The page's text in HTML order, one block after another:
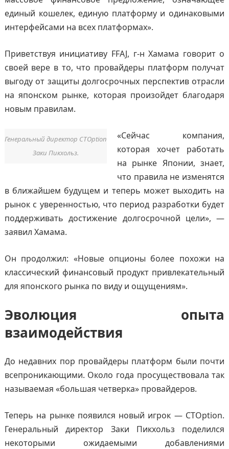
единый кошелек, единую платформу и одинаковыми
интерфейсами на всех платформах».
Приветствуя инициативу FFAJ, г-н Хамама говорит о
своей вере в то, что провайдеры платформ получат
выгоду от защиты долгосрочных перспектив отрасли
на японском рынке, которая произойдет благодаря
новым правилам.
Генеральный директор CTOption
Заки Пикхольз.
«Сейчас компания,
которая хочет работать
на рынке Японии, знает,
что правила не изменятся
в ближайшем будущем и теперь может выходить на
рынок с уверенностью, что период разработки будет
поддерживать достижение долгосрочной цели», —
заявил Хамама.
Он продолжил: «Новые опционы более похожи на
классический финансовый продукт привлекательный
для японского рынка по виду и ощущениям».
Эволюция опыта
взаимодействия
До недавних пор провайдеры платформ были почти
всепроникающими. Около года просуществовала так
называемая «большая четверка» провайдеров.
Теперь на рынке появился новый игрок — CTOption.
Генеральный директор Заки Пикхольз поделился
некоторыми ожидаемыми добавлениями